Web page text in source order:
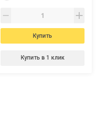
Купить
Купить в 1 клик